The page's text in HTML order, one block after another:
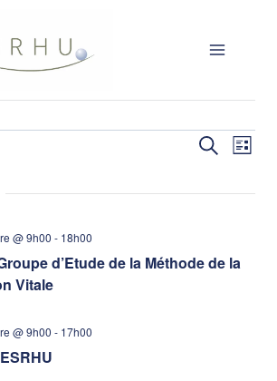
Recherche
de
Liste
d’Etude de la Méthode de la
Vitale
@ 9h00 - 18h00
@ 9h00 - 17h00